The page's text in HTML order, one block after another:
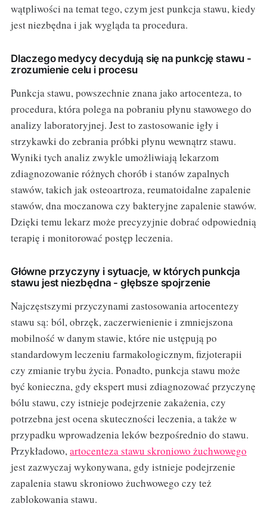
wątpliwości na temat tego, czym jest punkcja stawu, kiedy
jest niezbędna i jak wygląda ta procedura.
Dlaczego medycy decydują się na punkcję stawu -
zrozumienie celu i procesu
Punkcja stawu, powszechnie znana jako artocenteza, to
procedura, która polega na pobraniu płynu stawowego do
analizy laboratoryjnej. Jest to zastosowanie igły i
strzykawki do zebrania próbki płynu wewnątrz stawu.
Wyniki tych analiz zwykle umożliwiają lekarzom
zdiagnozowanie różnych chorób i stanów zapalnych
stawów, takich jak osteoartroza, reumatoidalne zapalenie
stawów, dna moczanowa czy bakteryjne zapalenie stawów.
Dzięki temu lekarz może precyzyjnie dobrać odpowiednią
terapię i monitorować postęp leczenia.
Główne przyczyny i sytuacje, w których punkcja
stawu jest niezbędna - głębsze spojrzenie
Najczęstszymi przyczynami zastosowania artocentezy
stawu są: ból, obrzęk, zaczerwienienie i zmniejszona
mobilność w danym stawie, które nie ustępują po
standardowym leczeniu farmakologicznym, fizjoterapii
czy zmianie trybu życia. Ponadto, punkcja stawu może
być konieczna, gdy ekspert musi zdiagnozować przyczynę
bólu stawu, czy istnieje podejrzenie zakażenia, czy
potrzebna jest ocena skuteczności leczenia, a także w
przypadku wprowadzenia leków bezpośrednio do stawu.
Przykładowo,artocenteza stawu skroniowo żuchwowego
jest zazwyczaj wykonywana, gdy istnieje podejrzenie
zapalenia stawu skroniowo żuchwowego czy też
zablokowania stawu.